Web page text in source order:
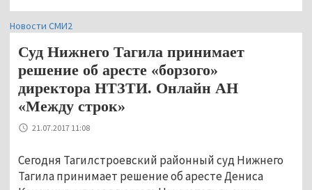
Новости СМИ2
Суд Нижнего Тагила принимает
решение об аресте «борзого»
директора НТЗТИ. Онлайн АН
«Между строк»
21.07.2017 11:08
Сегодня Тагилстроевский районный суд Нижнего
Тагила принимает решение об аресте Дениса